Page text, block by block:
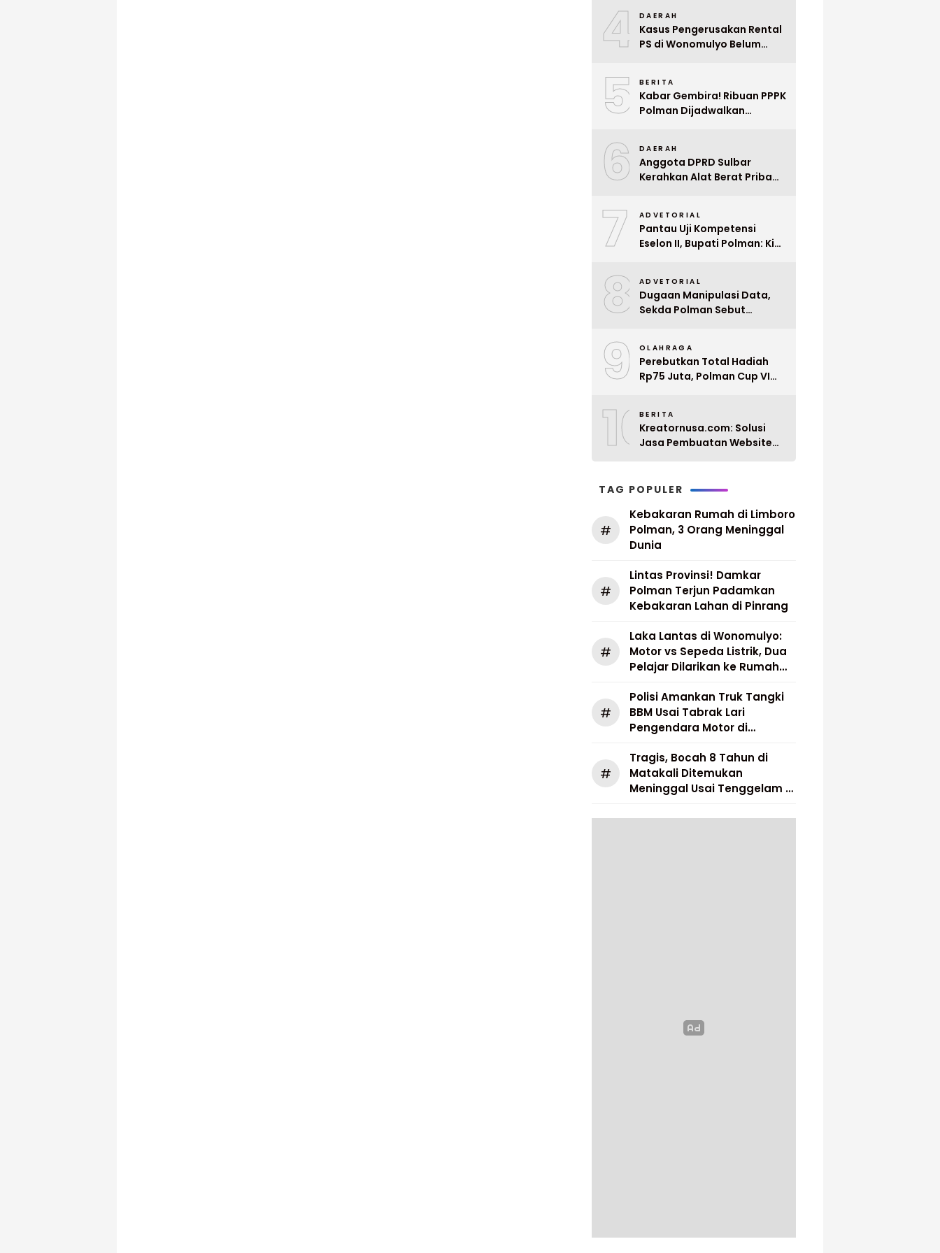
4 DAERAH
Kasus Pengerusakan Rental
PS di Wonomulyo Belum
Pelaku
5 BERITA
Kabar Gembira! Ribuan PPPK
Polman Dijadwalkan
6 DAERAH
Anggota DPRD Sulbar
Kerahkan Alat Berat Pribadi
7 ADVETORIAL
Pantau Uji Kompetensi
Eselon II, Bupati Polman: Kita
8 ADVETORIAL
Dugaan Manipulasi Data,
Sekda Polman Sebut
Ditunda
9 OLAHRAGA
Perebutkan Total Hadiah
Rp75 Juta, Polman Cup VI
10BERITA
Kreatornusa.com: Solusi
Jasa Pembuatan Website
TAG POPULER
#
Kebakaran Rumah di Limboro
Polman, 3 Orang Meninggal
Dunia
#
Lintas Provinsi! Damkar
Polman Terjun Padamkan
Kebakaran Lahan di Pinrang
#
Laka Lantas di Wonomulyo:
Motor vs Sepeda Listrik, Dua
Pelajar Dilarikan ke Rumah
#
Polisi Amankan Truk Tangki
BBM Usai Tabrak Lari
Pengendara Motor di
#
Tragis, Bocah 8 Tahun di
Matakali Ditemukan
Meninggal Usai Tenggelam di